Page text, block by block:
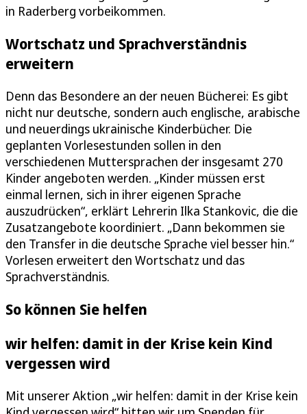
in Raderberg vorbeikommen.
Wortschatz und Sprachverständnis
erweitern
Denn das Besondere an der neuen Bücherei: Es gibt
nicht nur deutsche, sondern auch englische, arabische
und neuerdings ukrainische Kinderbücher. Die
geplanten Vorlesestunden sollen in den
verschiedenen Muttersprachen der insgesamt 270
Kinder angeboten werden. „Kinder müssen erst
einmal lernen, sich in ihrer eigenen Sprache
auszudrücken“, erklärt Lehrerin Ilka Stankovic, die die
Zusatzangebote koordiniert. „Dann bekommen sie
den Transfer in die deutsche Sprache viel besser hin.“
Vorlesen erweitert den Wortschatz und das
Sprachverständnis.
So können Sie helfen
wir helfen: damit in der Krise kein Kind
vergessen wird
Mit unserer Aktion „wir helfen: damit in der Krise kein